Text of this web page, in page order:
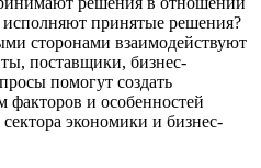
исполняют принятые решения?
сторонами взаимодействуют
поставщики, бизнес-
помогут создать
факторов и особенностей
экономики и бизнес-